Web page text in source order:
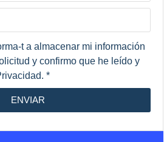
t a almacenar mi información
y confirmo que he leído y
*
ENVIAR